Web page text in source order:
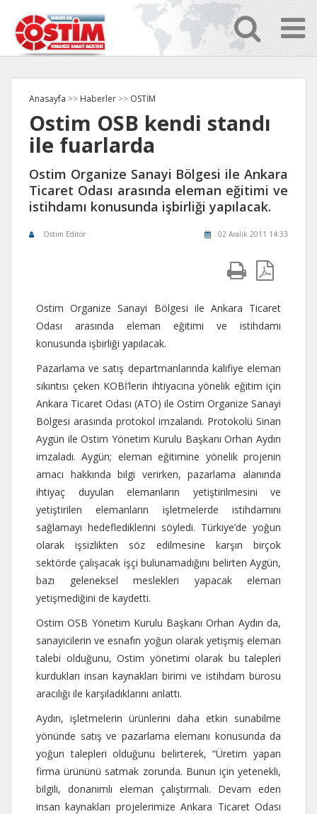
Anasayfa >> Haberler >> OSTİM
Ostim OSB kendi standı
ile fuarlarda
Ostim Organize Sanayi Bölgesi ile Ankara
Ticaret Odası arasında eleman eğitimi ve
istihdamı konusunda işbirliği yapılacak.
Ostim Editör 02 Aralık 2011 14:33
Ostim Organize Sanayi Bölgesi ile Ankara Ticaret
Odası arasında eleman eğitimi ve istihdamı
konusunda işbirliği yapılacak.
Pazarlama ve satış departmanlarında kalifiye eleman
sıkıntısı çeken KOBİ’lerin ihtiyacına yönelik eğitim için
Ankara Ticaret Odası (ATO) ile Ostim Organize Sanayi
Bölgesi arasında protokol imzalandı. Protokolü Sinan
Aygün ile Ostim Yönetim Kurulu Başkanı Orhan Aydın
imzaladı. Aygün; eleman eğitimine yönelik projenin
amacı hakkında bilgi verirken, pazarlama alanında
ihtiyaç duyulan elemanların yetiştirilmesini ve
yetiştirilen elemanların işletmelerde istihdamını
sağlamayı hedeflediklerini söyledi. Türkiye’de yoğun
olarak işsizlikten söz edilmesine karşın birçok
sektörde çalışacak işçi bulunamadığını belirten Aygün,
bazı geleneksel meslekleri yapacak eleman
yetişmediğini de kaydetti.
Ostim OSB Yönetim Kurulu Başkanı Orhan Aydın da,
sanayicilerin ve esnafın yoğun olarak yetişmiş eleman
talebi olduğunu, Ostim yönetimi olarak bu talepleri
kurdukları insan kaynakları birimi ve istihdam bürosu
aracılığı ile karşıladıklarını anlattı.
Aydın, işletmelerin ürünlerini daha etkin sunabilme
yönünde satış ve pazarlama elemanı konusunda da
yoğun talepleri olduğunu belirterek, “Üretim yapan
firma ürününü satmak zorunda. Bunun için yetenekli,
bilgili, donanımlı eleman çalıştırmalı. Devam eden
insan kaynakları projelerimize Ankara Ticaret Odası